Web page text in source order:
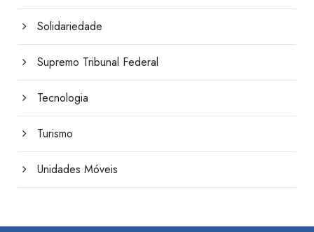
Solidariedade
Supremo Tribunal Federal
Tecnologia
Turismo
Unidades Móveis